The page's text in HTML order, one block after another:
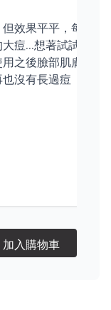
效果平平，每
痘...想著試試
之後臉部肌膚
沒有長過痘
加入購物車